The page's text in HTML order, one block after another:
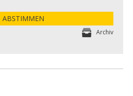
ABSTIMMEN
Archiv